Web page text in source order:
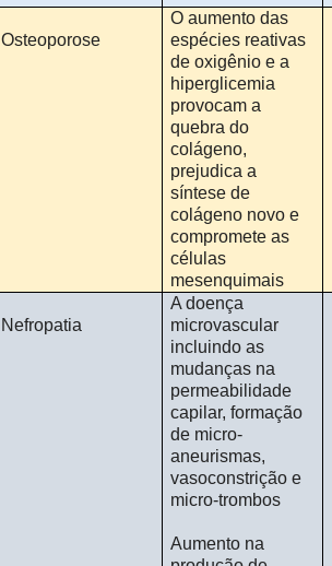
Osteoporose
O aumento das
espécies reativas
de oxigênio e a
hiperglicemia
provocam a
quebra do
colágeno,
prejudica a
síntese de
colágeno novo e
compromete as
células
mesenquimais
Nefropatia
A doença
microvascular
incluindo as
mudanças na
permeabilidade
capilar, formação
de micro-
aneurismas,
vasoconstrição e
micro-trombos
Aumento na